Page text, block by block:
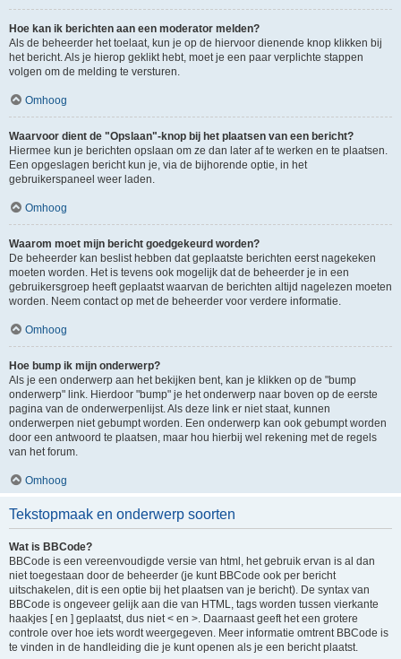
Hoe kan ik berichten aan een moderator melden?
Als de beheerder het toelaat, kun je op de hiervoor dienende knop klikken bij
het bericht. Als je hierop geklikt hebt, moet je een paar verplichte stappen
volgen om de melding te versturen.
Omhoog
Waarvoor dient de "Opslaan"-knop bij het plaatsen van een bericht?
Hiermee kun je berichten opslaan om ze dan later af te werken en te plaatsen.
Een opgeslagen bericht kun je, via de bijhorende optie, in het
gebruikerspaneel weer laden.
Omhoog
Waarom moet mijn bericht goedgekeurd worden?
De beheerder kan beslist hebben dat geplaatste berichten eerst nagekeken
moeten worden. Het is tevens ook mogelijk dat de beheerder je in een
gebruikersgroep heeft geplaatst waarvan de berichten altijd nagelezen moeten
worden. Neem contact op met de beheerder voor verdere informatie.
Omhoog
Hoe bump ik mijn onderwerp?
Als je een onderwerp aan het bekijken bent, kan je klikken op de "bump
onderwerp" link. Hierdoor "bump" je het onderwerp naar boven op de eerste
pagina van de onderwerpenlijst. Als deze link er niet staat, kunnen
onderwerpen niet gebumpt worden. Een onderwerp kan ook gebumpt worden
door een antwoord te plaatsen, maar hou hierbij wel rekening met de regels
van het forum.
Omhoog
Tekstopmaak en onderwerp soorten
Wat is BBCode?
BBCode is een vereenvoudigde versie van html, het gebruik ervan is al dan
niet toegestaan door de beheerder (je kunt BBCode ook per bericht
uitschakelen, dit is een optie bij het plaatsen van je bericht). De syntax van
BBCode is ongeveer gelijk aan die van HTML, tags worden tussen vierkante
haakjes [ en ] geplaatst, dus niet < en >. Daarnaast geeft het een grotere
controle over hoe iets wordt weergegeven. Meer informatie omtrent BBCode is
te vinden in de handleiding die je kunt openen als je een bericht plaatst.